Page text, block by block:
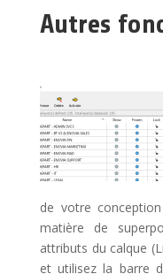
Autres
de votre
matière de
attributs du calque
et utilisez la barre